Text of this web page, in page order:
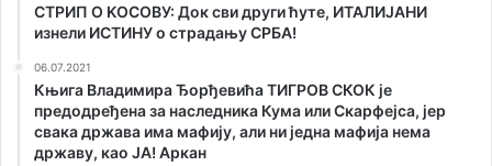
СТРИП О KОСОВУ: Док сви други ћуте, ИТАЛИЈАНИ
изнели ИСТИНУ о страдању СРБА!
06.07.2021
Књига Владимира Ђорђевића ТИГРОВ СКОК је
предодређена за наследника Кума или Скарфејса, јер
свака држава има мафију, али ни једна мафија нема
државу, као ЈА! Аркан